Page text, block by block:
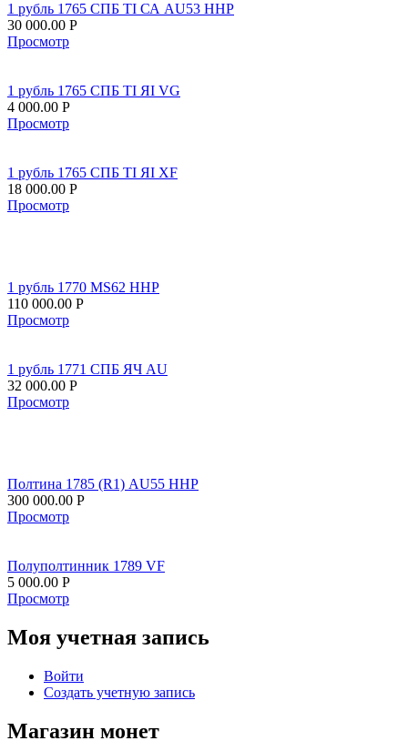
1 рубль 1765 СПБ TI СА AU53 ННР
30 000.00 Р
Просмотр
1 рубль 1765 СПБ TI ЯI VG
4 000.00 Р
Просмотр
1 рубль 1765 СПБ TI ЯI XF
18 000.00 Р
Просмотр
1 рубль 1770 MS62 ННР
110 000.00 Р
Просмотр
1 рубль 1771 СПБ ЯЧ AU
32 000.00 Р
Просмотр
Полтина 1785 (R1) AU55 ННР
300 000.00 Р
Просмотр
Полуполтинник 1789 VF
5 000.00 Р
Просмотр
Моя учетная запись
Войти
Создать учетную запись
Магазин монет